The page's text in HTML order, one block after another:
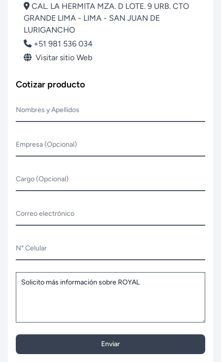
CAL. LA HERMITA MZA. D LOTE. 9 URB. CTO
GRANDE LIMA - LIMA - SAN JUAN DE
LURIGANCHO
+51 981 536 034
Visitar sitio Web
Cotizar producto
Nombres y Apellidos
Empresa (Opcional)
Cargo (Opcional)
Correo electrónico
N° Celular
Enviar